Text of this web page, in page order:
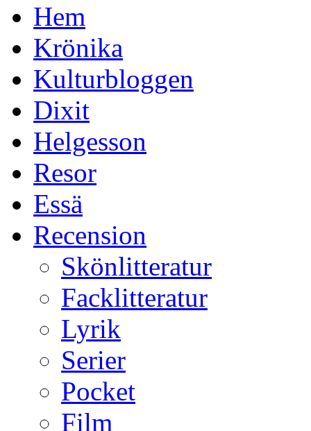
Hem
Krönika
Kulturbloggen
Dixit
Helgesson
Resor
Essä
Recension
Skönlitteratur
Facklitteratur
Lyrik
Serier
Pocket
Film